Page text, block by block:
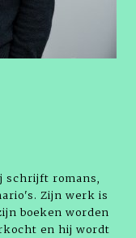
schrijft romans,
Zijn werk is
boeken worden
en hij wordt